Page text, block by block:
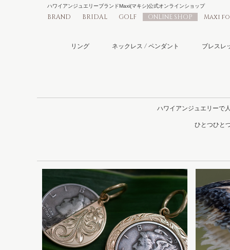
BRAND BRIDAL GOLF ONLINE SHOP Maxi
ハワイアンジュエリーブランドMaxi(マキシ)公式オンラインショップ
リング ネックレス / ペンダント ブレスレ
ハワイアンジュエリーで
ひとつひと